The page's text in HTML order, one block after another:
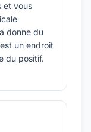
et vous
donne du
un endroit
du positif.